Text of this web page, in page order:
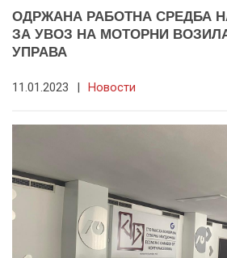
ОДРЖАНА РАБОТНА СРЕДБА
ЗА УВОЗ НА МОТОРНИ
УПРАВА
11.01.2023 | Новости